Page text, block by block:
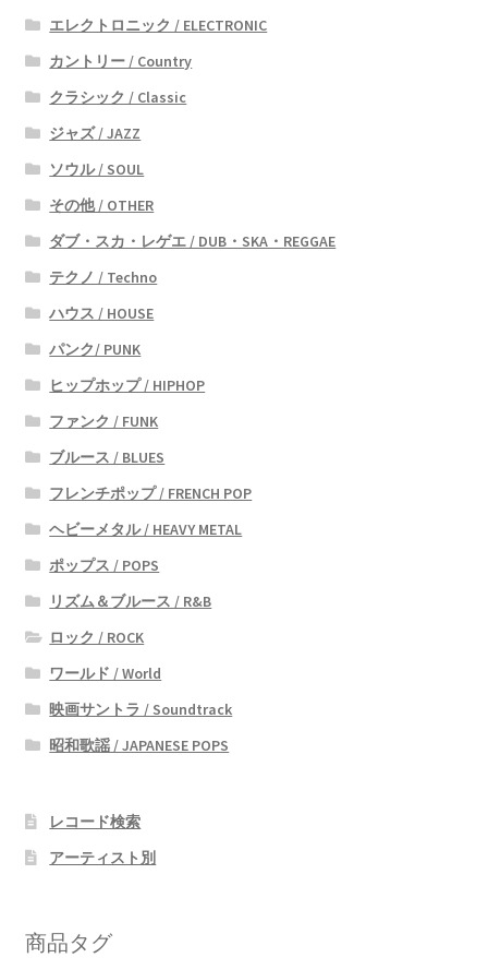
エレクトロニック / ELECTRONIC
カントリー / Country
クラシック / Classic
ジャズ / JAZZ
ソウル / SOUL
その他 / OTHER
ダブ・スカ・レゲエ / DUB・SKA・REGGAE
テクノ / Techno
ハウス / HOUSE
パンク/ PUNK
ヒップホップ / HIPHOP
ファンク / FUNK
ブルース / BLUES
フレンチポップ / FRENCH POP
ヘビーメタル / HEAVY METAL
ポップス / POPS
リズム＆ブルース / R&B
ロック / ROCK
ワールド / World
映画サントラ / Soundtrack
昭和歌謡 / JAPANESE POPS
レコード検索
アーティスト別
商品タグ